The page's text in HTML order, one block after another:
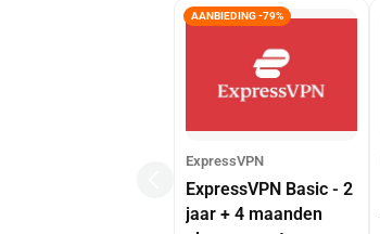
AANBIEDING -79%
ExpressVPN
ExpressVPN Basic - 2
jaar + 4 maanden